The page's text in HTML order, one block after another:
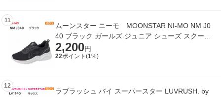
11
ムーンスター ニーモ MOONSTAR NI-MO NM J0
40 ブラック ガールズ ジュニア シューズ スクール
2,200円
22ポイント(1%)
12
ラブラッシュ バイ スーパースター LUVRUSH. by